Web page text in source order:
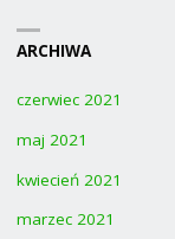
ARCHIWA
czerwiec 2021
maj 2021
kwiecień 2021
marzec 2021